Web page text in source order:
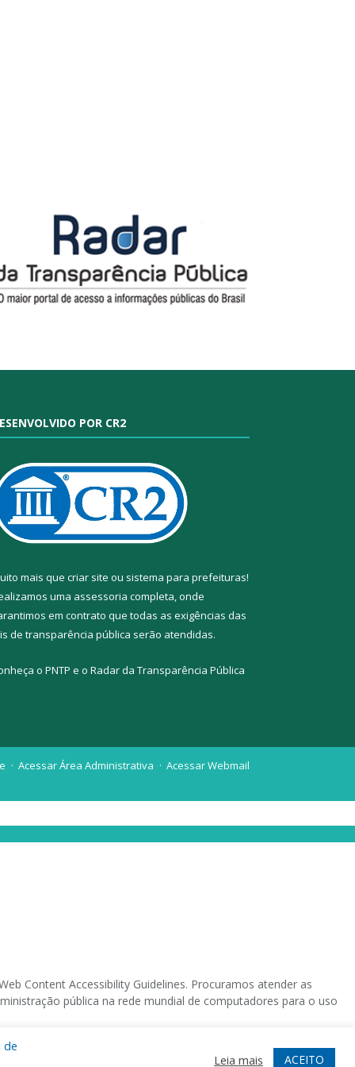
POR CR2
mais que criar site ou sistema para prefeituras!
uma assessoria completa, onde
em contrato que todas as exigências das
de transparência pública serão atendidas.
o PNTP e o Radar da Transparência Pública
Acessar Área Administrativa Acessar Webmail
de
Leia mais ACEITO
Content Accessibility Guidelines. Procuramos atender as
pública na rede mundial de computadores para o uso
operacional destinado deficientes visuais.